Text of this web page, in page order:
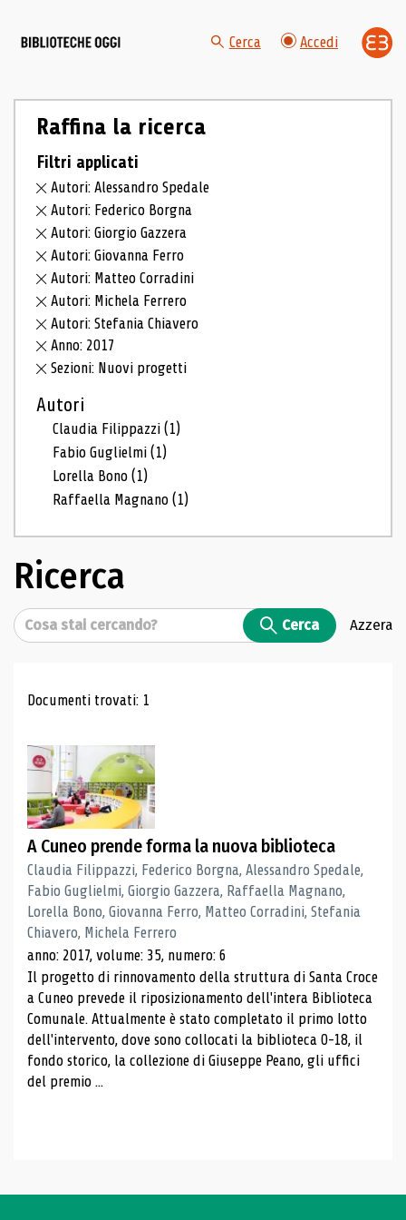
Cerca Accedi
Raffina la ricerca
Filtri applicati
Autori: Alessandro Spedale
Autori: Federico Borgna
Autori: Giorgio Gazzera
Autori: Giovanna Ferro
Autori: Matteo Corradini
Autori: Michela Ferrero
Autori: Stefania Chiavero
Anno: 2017
Sezioni: Nuovi progetti
Autori
Claudia Filippazzi(1)
Fabio Guglielmi(1)
Lorella Bono(1)
Raffaella Magnano(1)
Ricerca
Cerca Cerca Azzera
Risultati di ricerca
Documenti trovati: 1
A Cuneo prende forma la nuova biblioteca
Claudia Filippazzi, Federico Borgna, Alessandro Spedale,
Fabio Guglielmi, Giorgio Gazzera, Raffaella Magnano,
Lorella Bono, Giovanna Ferro, Matteo Corradini, Stefania
Chiavero, Michela Ferrero
anno: 2017, volume: 35, numero: 6
Il progetto di rinnovamento della struttura di Santa Croce
a Cuneo prevede il riposizionamento dell'intera Biblioteca
Comunale. Attualmente è stato completato il primo lotto
dell'intervento, dove sono collocati la biblioteca 0-18, il
fondo storico, la collezione di Giuseppe Peano, gli uffici
del premio ...